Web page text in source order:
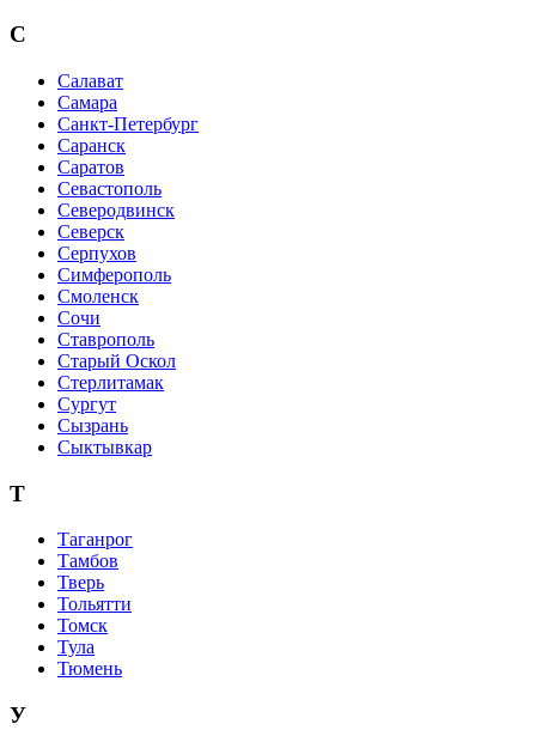
С
Салават
Самара
Санкт-Петербург
Саранск
Саратов
Севастополь
Северодвинск
Северск
Серпухов
Симферополь
Смоленск
Сочи
Ставрополь
Старый Оскол
Стерлитамак
Сургут
Сызрань
Сыктывкар
Т
Таганрог
Тамбов
Тверь
Тольятти
Томск
Тула
Тюмень
У